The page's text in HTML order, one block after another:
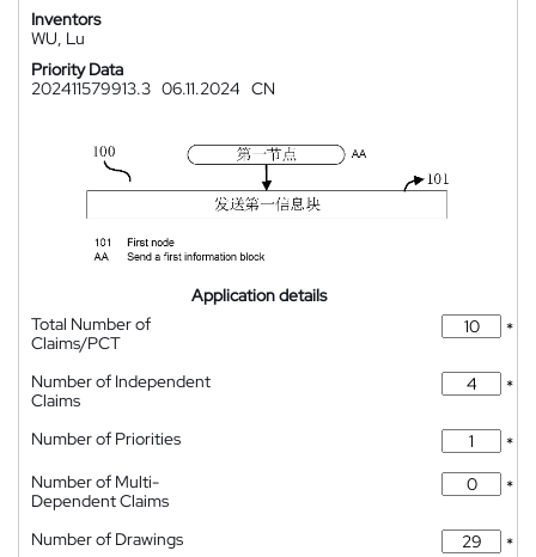
Inventors
WU, Lu
Priority Data
202411579913.3 06.11.2024 CN
Application details
Total Number of
Claims/PCT
*
Number of Independent
Claims
*
Number of Priorities
*
Number of Multi-
Dependent Claims
*
Number of Drawings
*